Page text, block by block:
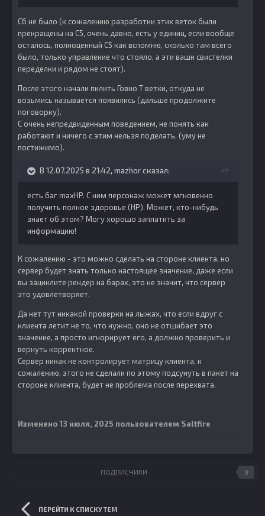
C6 не было (к сожалению разработки этих веток были
прекращены на C5, очень давно, есть у единиц, если вообще
осталось, полноценный C5 как вспомню, сколько там всего
было, только управление что стояло, а эти ваши свистелки
переделки и рядом не стоят).
После этого начали пилить Говно T ветки, откуда не
возьмись называется появились (дальше продолжите
поговорку).
С очень непредвиденным поведением, не понять как
работают и ничего с этим нельзя поделать. (уму не
постижимо).
В 12.07.2025 в 21:42, mazhorсказал:
есть баг maxHP. С ним персонаж может мгновенно
получить полное здоровье (HP). Может, кто-нибудь
знает об этом? Могу хорошо заплатить за
информацию!
К сожалению - это можно сделать на стороне клиента, но
сервер будет знать только настоящее значение, даже если
вы зациклите рендер на барах, это не значит, что сервер
это удовлетворяет.
Да нет тут никакой проверки на лыжах, что если вдруг с
клиента летит не то, что нужно, оно не отшибает это
значение, а просто игнорирует его, а должно проверить и
вернуть корректное.
Сервер никак не контролирует матрицу клиента, к
сожалению, этого не сделали по этому подсунуть в пакет на
стороне клиента, будет не проблема после перехвата.
Изменено 13 июля, 2025 пользователем Saltfire
ПОДПИСЧИКИ 0
ПЕРЕЙТИ К СПИСКУ ТЕМ